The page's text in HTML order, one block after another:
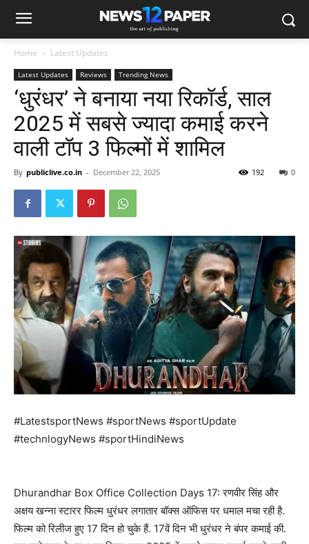
Home Latest Updates
Latest Updates Reviews Trending News
‘धुरंधर’ ने बनाया नया रिकॉर्ड, साल
2025 में सबसे ज्यादा कमाई करने
वाली टॉप 3 फिल्मों में शामिल
By publiclive.co.in - December 22, 2025 0
192
#LatestsportNews #sportNews #sportUpdate
#technlogyNews #sportHindiNews
Dhurandhar Box Office Collection Days 17: रणवीर सिंह और
अक्षय खन्ना स्टारर फिल्म धुरंधर लगातार बॉक्स ऑफिस पर धमाल मचा रही है.
फिल्म को रिलीज हुए 17 दिन हो चुके हैं. 17वें दिन भी धुरंधर ने बंपर कमाई की.